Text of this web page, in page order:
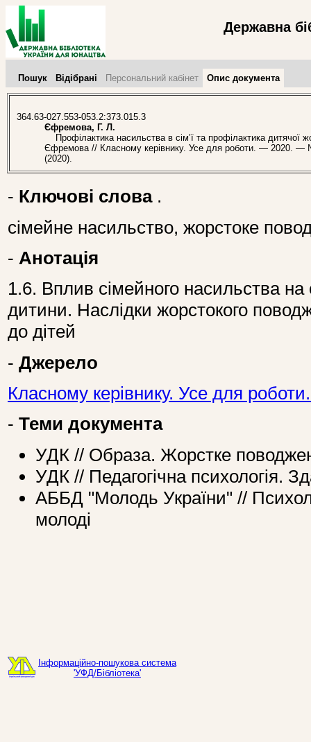
Державна
Пошук Відібрані Персональний кабінет Опис документа
364.63-027.553-053.2:373.015.3
Єфремова, Г. Л.
Профілактика насильства в сім’ї та профілактика дитячої
Єфремова // Класному керівнику. Усе для роботи. — 2020.
(2020).
- Ключові слова.
сімейне насильство, жорстоке
- Анотація
1.6. Вплив сімейного насильства на
дитини. Наслідки жорстокого
до дітей
- Джерело
Класному керівнику. Усе для
- Теми документа
УДК // Образа. Жорстке
УДК // Педагогічна психологія.
АББД "Молодь України" //
молоді
Інформаційно-пошукова система
'УФД/Бібліотека'